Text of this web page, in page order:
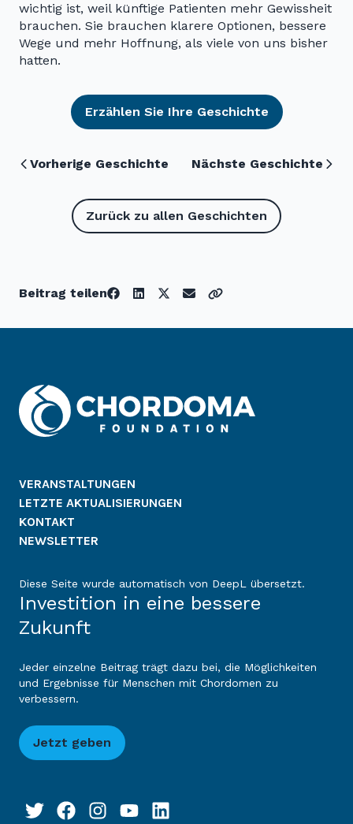
wichtig ist, weil künftige Patienten mehr Gewissheit
brauchen. Sie brauchen klarere Optionen, bessere
Wege und mehr Hoffnung, als viele von uns bisher
hatten.
Erzählen Sie Ihre Geschichte
Vorherige Geschichte Nächste Geschichte
Zurück zu allen Geschichten
Beitrag teilen
VERANSTALTUNGEN
LETZTE AKTUALISIERUNGEN
KONTAKT
NEWSLETTER
Diese Seite wurde automatisch von DeepL übersetzt.
Investition in eine bessere
Zukunft
Jeder einzelne Beitrag trägt dazu bei, die Möglichkeiten
und Ergebnisse für Menschen mit Chordomen zu
verbessern.
Jetzt geben